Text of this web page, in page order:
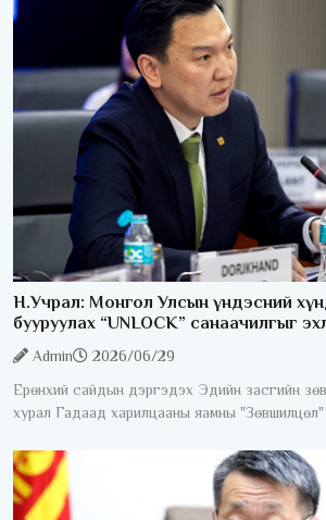
Н.Учрал: Монгол Улсын үндэсний
бууруулах “UNLOCK” санаачилгыг
Admin
2026/06/29
Ерөнхий сайдын дэргэдэх Эдийн засгийн
хурал Гадаад харилцааны яамны